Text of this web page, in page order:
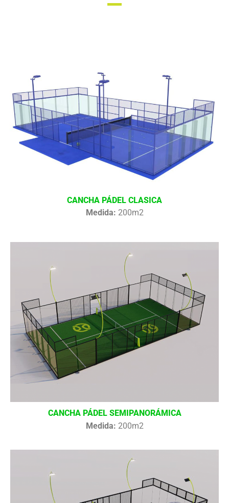
CANCHA PÁDEL CLASICA
Medida: 200m2
CANCHA PÁDEL SEMIPANORÁMICA
Medida: 200m2